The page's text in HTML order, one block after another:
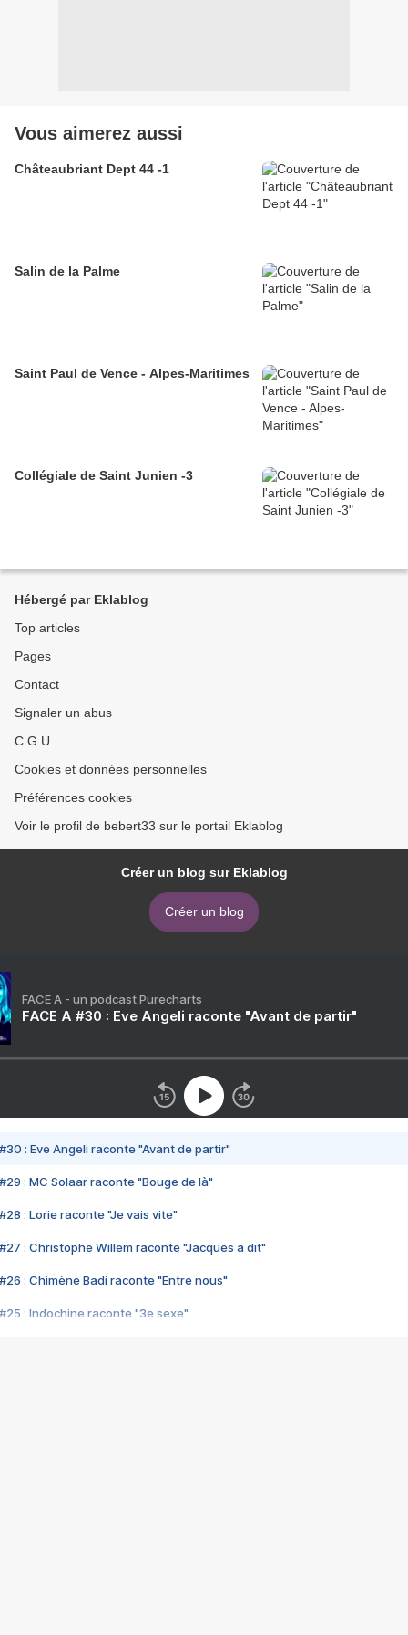
Vous aimerez aussi
Châteaubriant Dept 44 -1
Salin de la Palme
Saint Paul de Vence - Alpes-Maritimes
Collégiale de Saint Junien -3
Hébergé par Eklablog
Top articles
Pages
Contact
Signaler un abus
C.G.U.
Cookies et données personnelles
Préférences cookies
Voir le profil de bebert33 sur le portail Eklablog
Créer un blog sur Eklablog
Créer un blog
FACE A - un podcast Purecharts
FACE A #30 : Eve Angeli raconte "Avant de partir"
#30 : Eve Angeli raconte "Avant de partir"
#29 : MC Solaar raconte "Bouge de là"
#28 : Lorie raconte "Je vais vite"
#27 : Christophe Willem raconte "Jacques a dit"
#26 : Chimène Badi raconte "Entre nous"
#25 : Indochine raconte "3e sexe"